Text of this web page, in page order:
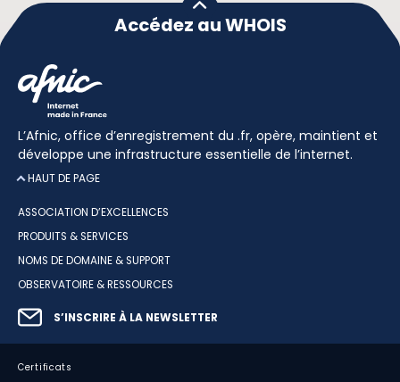
Accédez au WHOIS
L’Afnic, office d’enregistrement du .fr, opère, maintient et
développe une infrastructure essentielle de l’internet.
HAUT DE PAGE
ASSOCIATION D’EXCELLENCES
PRODUITS & SERVICES
NOMS DE DOMAINE & SUPPORT
OBSERVATOIRE & RESSOURCES
S’INSCRIRE À LA NEWSLETTER
Certificats